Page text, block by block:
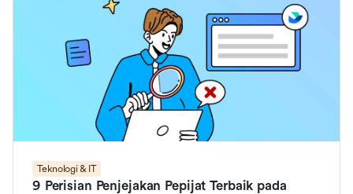
Teknologi & IT
9 Perisian Penjejakan Pepijat Terbaik pada